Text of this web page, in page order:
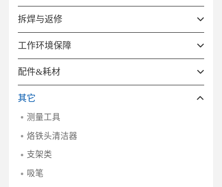
拆焊与返修
工作环境保障
配件&耗材
其它
测量工具
烙铁头清洁器
支架类
吸笔